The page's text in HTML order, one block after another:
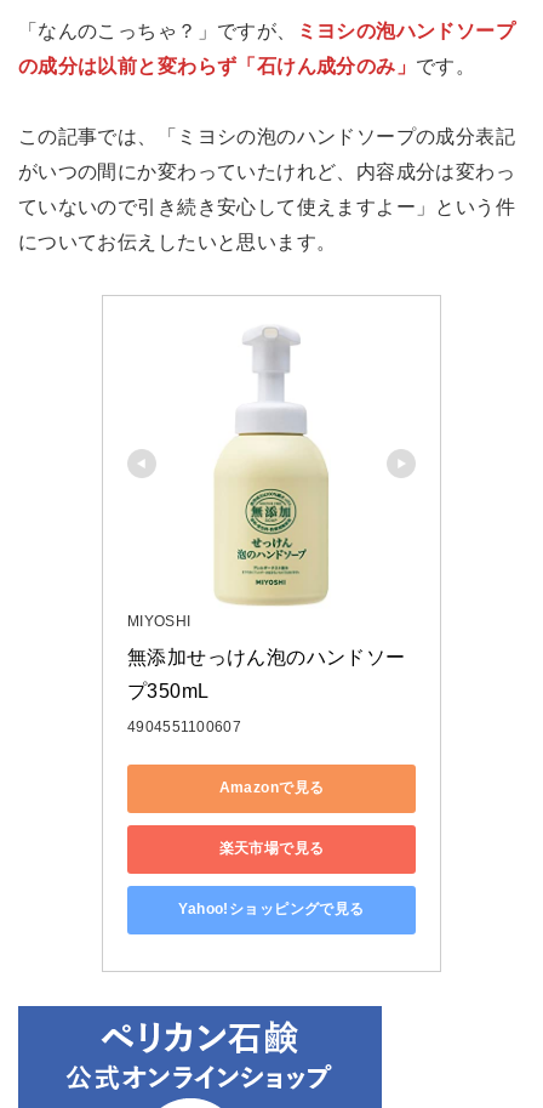
「なんのこっちゃ？」ですが、
ミヨシの泡ハンドソープ
の成分は以前と変わらず「石けん成分のみ」 です。
この記事では、「ミヨシの泡のハンドソープの成分表記
がいつの間にか変わっていたけれど、内容成分は変わっ
ていないので引き続き安心して使えますよー」という件
についてお伝えしたいと思います。
MIYOSHI
無添加せっけん泡のハンドソー
プ350mL
4904551100607
Amazonで見る
楽天市場で見る
Yahoo!ショッピングで見る